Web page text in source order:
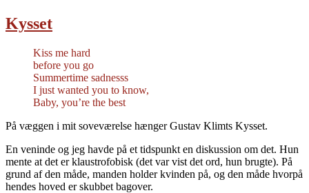
Kysset
Kiss me hard
before you go
Summertime sadnesss
I just wanted you to know,
Baby, you’re the best
På væggen i mit soveværelse hænger Gustav Klimts Kysset.
En veninde og jeg havde på et tidspunkt en diskussion om det. Hun
mente at det er klaustrofobisk (det var vist det ord, hun brugte). På
grund af den måde, manden holder kvinden på, og den måde hvorpå
hendes hoved er skubbet bagover.